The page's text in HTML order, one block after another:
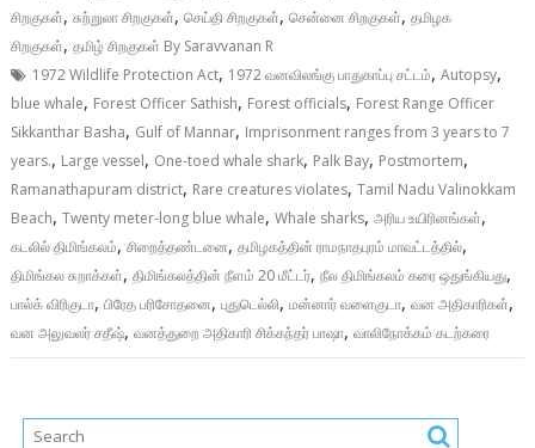
சிறகுகள்,சுற்றுலா சிறகுகள்,செய்தி சிறகுகள்,சென்னை சிறகுகள்,தமிழக
சிறகுகள்,தமிழ் சிறகுகள் By Saravvanan R
1972 Wildlife Protection Act, 1972 வனவிலங்கு பாதுகாப்பு சட்டம்,Autopsy,
blue whale, Forest Officer Sathish, Forest officials, Forest Range Officer
Sikkanthar Basha, Gulf of Mannar, Imprisonment ranges from 3 years to 7
years., Large vessel, One-toed whale shark, Palk Bay, Postmortem,
Ramanathapuram district, Rare creatures violates,Tamil Nadu Valinokkam
Beach,Twenty meter-long blue whale,Whale sharks,அரிய உயிரினங்கள்,
கடலில் திமிங்கலம்,சிறைத்தண்டனை,தமிழகத்தின் ராமநாதபுரம் மாவட்டத்தில்,
திமிங்கல சுறாக்கள்,திமிங்கலத்தின் நீளம் 20 மீட்டர்,நீல திமிங்கலம் கரை ஒதுங்கியது,
பால்க் விரிகுடா,பிரேத பரிசோதனை,புதுடெல்லி,மன்னார் வளைகுடா,வன அதிகாரிகள்,
வன அலுவலர் சதீஷ்,வனத்துறை அதிகாரி சிக்கந்தர் பாஷா,வாலிநோக்கம் கடற்கரை